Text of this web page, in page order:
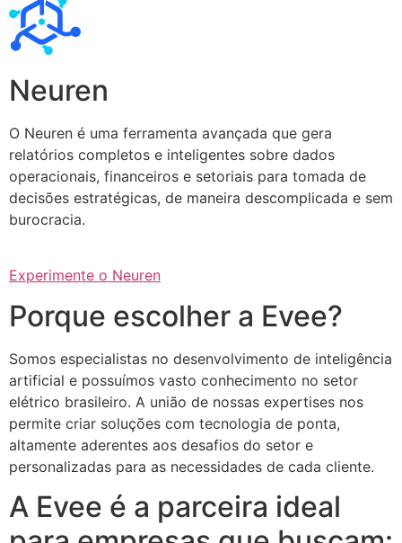
Neuren
O Neuren é uma ferramenta avançada que gera
relatórios completos e inteligentes sobre dados
operacionais, financeiros e setoriais para tomada de
decisões estratégicas, de maneira descomplicada e sem
burocracia.
Experimente o Neuren
Porque escolher a Evee?
Somos especialistas no desenvolvimento de inteligência
artificial e possuímos vasto conhecimento no setor
elétrico brasileiro. A união de nossas expertises nos
permite criar soluções com tecnologia de ponta,
altamente aderentes aos desafios do setor e
personalizadas para as necessidades de cada cliente.
A Evee é a parceira ideal